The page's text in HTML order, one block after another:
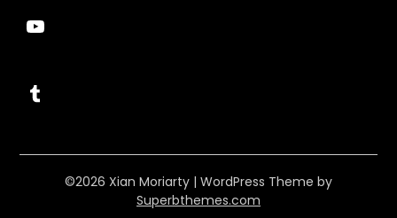
YouTube
Tumblr
©2026 Xian Moriarty | WordPress Theme by
Superbthemes.com